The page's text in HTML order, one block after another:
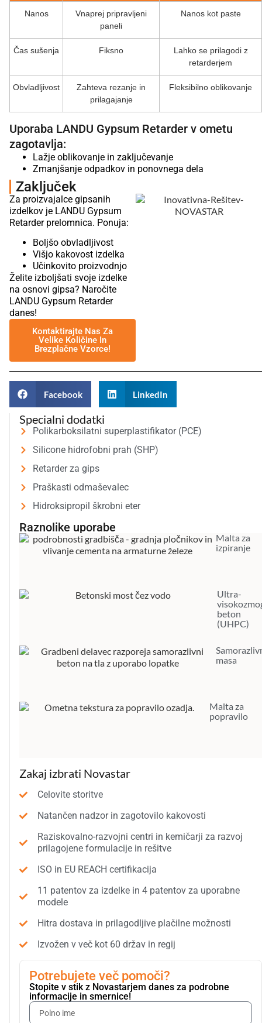
Nanos
Vnaprej pripravljeni
paneli
Nanos kot paste
Čas sušenja Fiksno
Lahko se prilagodi z
retarderjem
Obvladljivost
Zahteva rezanje in
prilagajanje
Fleksibilno oblikovanje
Uporaba LANDU Gypsum Retarder v ometu
zagotavlja:
Lažje oblikovanje in zaključevanje
Zmanjšanje odpadkov in ponovnega dela
Zaključek
Za proizvajalce gipsanih
izdelkov je LANDU Gypsum
Retarder prelomnica. Ponuja:
Boljšo obvladljivost
Višjo kakovost izdelka
Učinkovito proizvodnjo
Želite izboljšati svoje izdelke
na osnovi gipsa? Naročite
LANDU Gypsum Retarder
danes!
Kontaktirajte Nas Za
Velike Količine In
Brezplačne Vzorce!
Facebook LinkedIn
Specialni dodatki
Polikarboksilatni superplastifikator (PCE)
Silicone hidrofobni prah (SHP)
Retarder za gips
Praškasti odmaševalec
Hidroksipropil škrobni eter
Raznolike uporabe
Malta za
izpiranje
Ultra-
beton
(UHPC)
masa
Malta za
popravilo
Zakaj izbrati Novastar
Celovite storitve
Natančen nadzor in zagotovilo kakovosti
Raziskovalno-razvojni centri in kemičarji za razvoj
prilagojene formulacije in rešitve
ISO in EU REACH certifikacija
11 patentov za izdelke in 4 patentov za uporabne
modele
Hitra dostava in prilagodljive plačilne možnosti
Izvožen v več kot 60 držav in regij
Potrebujete več pomoči?
Stopite v stik z Novastarjem danes za podrobne
informacije in smernice!